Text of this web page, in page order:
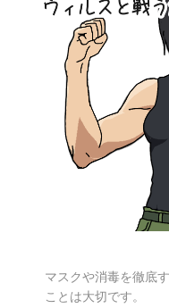
マスクや消毒を徹底
ことは大切です。